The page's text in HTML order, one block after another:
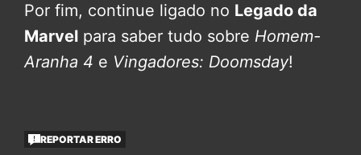
Por fim, continue ligado no Legado da
Marvel para saber tudo sobre Homem-
Aranha 4 e Vingadores: Doomsday!
REPORTAR ERRO